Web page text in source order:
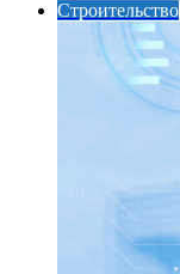
Строительство